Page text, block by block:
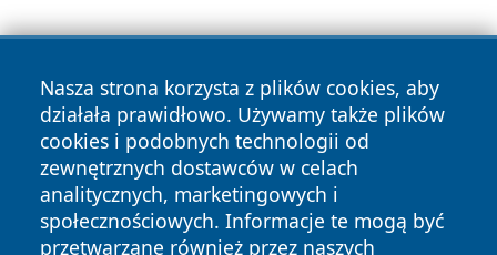
Nasza strona korzysta z plików cookies, aby
działała prawidłowo. Używamy także plików
cookies i podobnych technologii od
zewnętrznych dostawców w celach
analitycznych, marketingowych i
społecznościowych. Informacje te mogą być
przetwarzane również przez naszych
Copyright © 2026 raciborski24.pl Wszystkie prawa
zastrzeżone.